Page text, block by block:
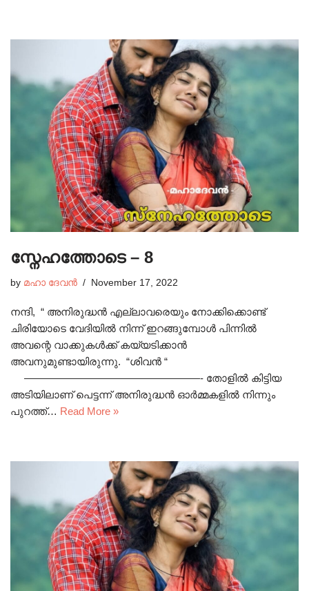
സ്നേഹത്തോടെ – 8
by മഹാ ദേവൻ November 17, 2022
നന്ദി, “ അനിരുദ്ധൻ എല്ലാവരെയും നോക്കിക്കൊണ്ട്
ചിരിയോടെ വേദിയിൽ നിന്ന് ഇറങ്ങുമ്പോൾ പിന്നിൽ
അവന്റെ വാക്കുകൾക്ക് കയ്യടിക്കാൻ
അവനുമുണ്ടായിരുന്നു. “ശിവൻ “
—————————————————- തോളിൽ കിട്ടിയ
അടിയിലാണ് പെട്ടന്ന് അനിരുദ്ധൻ ഓർമ്മകളിൽ നിന്നും
പുറത്ത്… Read More »